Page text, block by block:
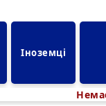
Іноземці